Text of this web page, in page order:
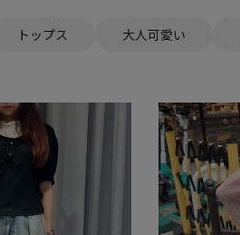
トップス 大人可愛い